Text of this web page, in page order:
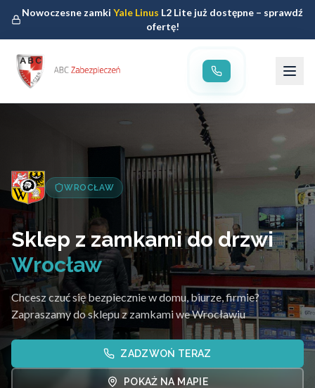
Nowoczesne zamkiYale Linus L2 Lite już dostępne – sprawdź
ofertę!
WROCŁAW
Sklep z zamkami do drzwi
Wrocław
Chcesz czuć się bezpiecznie w domu, biurze, firmie?
Zapraszamy do sklepu z zamkami we Wrocławiu
ZADZWOŃ TERAZ
POKAŻ NA MAPIE